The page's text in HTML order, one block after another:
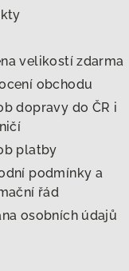
velikostí zdarma
obchodu
dopravy do ČR i
platby
podmínky a
řád
osobních údajů